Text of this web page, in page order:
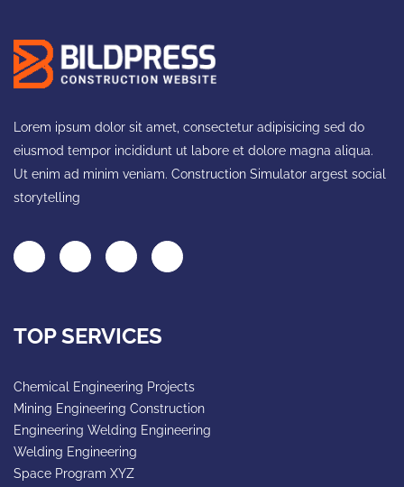
Lorem ipsum dolor sit amet, consectetur adipisicing sed do
eiusmod tempor incididunt ut labore et dolore magna aliqua.
Ut enim ad minim veniam. Construction Simulator argest social
storytelling
TOP SERVICES
Chemical Engineering Projects
Mining Engineering Construction
Engineering Welding Engineering
Welding Engineering
Space Program XYZ